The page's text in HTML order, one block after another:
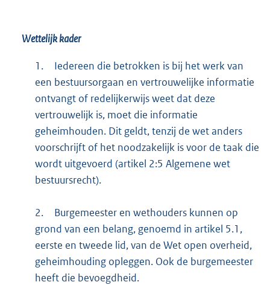
Wettelijk kader
1.
Iedereen die betrokken is bij het werk van
een bestuursorgaan en vertrouwelijke informatie
ontvangt of redelijkerwijs weet dat deze
vertrouwelijk is, moet die informatie
geheimhouden. Dit geldt, tenzij de wet anders
voorschrijft of het noodzakelijk is voor de taak die
wordt uitgevoerd (artikel 2:5 Algemene wet
bestuursrecht).
2.
Burgemeester en wethouders kunnen op
grond van een belang, genoemd in artikel 5.1,
eerste en tweede lid, van de Wet open overheid,
geheimhouding opleggen. Ook de burgemeester
heeft die bevoegdheid.